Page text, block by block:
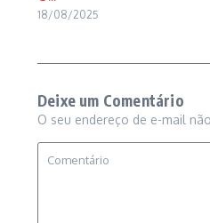
18/08/2025
Deixe um Comentário
O seu endereço de e-mail